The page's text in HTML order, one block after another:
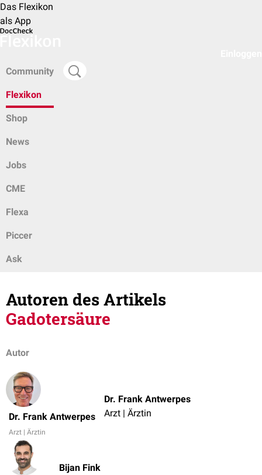
Das Flexikon
als App
Community
Flexikon
Shop
News
Jobs
CME
Flexa
Piccer
Ask
Autoren des Artikels
Gadotersäure
Autor
Dr. Frank Antwerpes
Arzt | Ärztin
Dr. Frank Antwerpes
Arzt | Ärztin
Bijan Fink